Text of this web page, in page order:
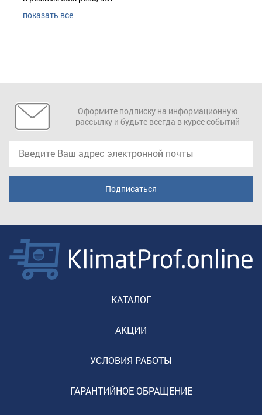
показать все
Оформите подписку на информационную
рассылку и будьте всегда в курсе событий
КАТАЛОГ
АКЦИИ
УСЛОВИЯ РАБОТЫ
ГАРАНТИЙНОЕ ОБРАЩЕНИЕ